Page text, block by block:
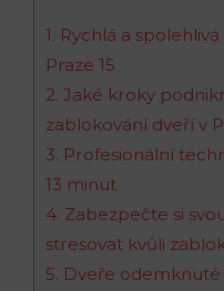
1. Rychlá a
Praze 15
2. Jaké ⁤kroky
zablokování dveří v
3.‌ Profesionální
13 minut
4. ​Zabezpečte si
⁣stresovat kvůli
5. Dveře odemknuté⁤